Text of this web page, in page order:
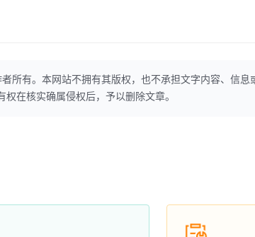
所有。本网站不拥有其版权，也不承担文字内容、信息
在核实确属侵权后，予以删除文章。